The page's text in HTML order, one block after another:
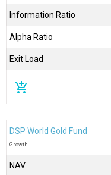
Information Ratio
Alpha Ratio
Exit Load
add_shopping_cart
DSP World Gold Fund
Growth
NAV